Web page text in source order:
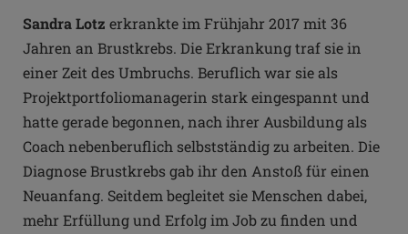
Sandra Lotz erkrankte im Frühjahr 2017 mit 36
Jahren an Brustkrebs. Die Erkrankung traf sie in
einer Zeit des Umbruchs. Beruflich war sie als
Projektportfoliomanagerin stark eingespannt und
hatte gerade begonnen, nach ihrer Ausbildung als
Coach nebenberuflich selbstständig zu arbeiten. Die
Diagnose Brustkrebs gab ihr den Anstoß für einen
Neuanfang. Seitdem begleitet sie Menschen dabei,
mehr Erfüllung und Erfolg im Job zu finden und